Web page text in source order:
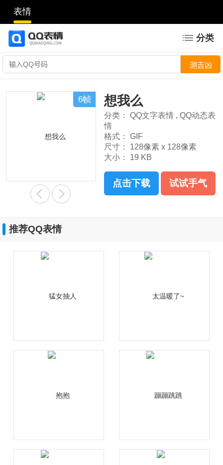
表情
分类
6帧 想我么
分类： QQ文字表情 , QQ动态表
情
格式：
GIF
尺寸：
128像素 x 128像素
大小：
19 KB
点击下载 试试手气
推荐QQ表情